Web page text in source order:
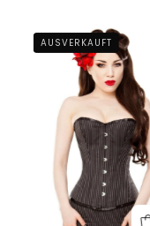
Playgirl
Steel
Boned
Pin
Stripe
Corset
AUSVERKAUFT